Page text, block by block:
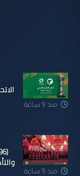
منذ 9 ساعة
منذ 9 ساعة